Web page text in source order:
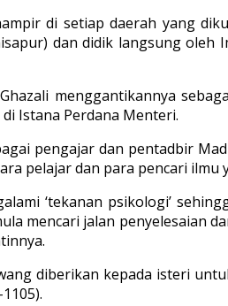
di setiap daerah yang
dan didik langsung
menggantikannya
Istana Perdana Menteri.
pengajar dan pentadbir
pelajar dan para pencari ilmu
‘tekanan psikologi’
mencari jalan penyelesaian
diberikan kepada isteri